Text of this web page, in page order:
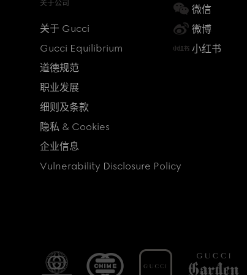
微信
微博
小红书
关于公司
关于 Gucci
Gucci Equilibrium
道德规范
职业发展
细则及条款
隐私 & Cookies
企业信息
Vulnerability Disclosure Policy